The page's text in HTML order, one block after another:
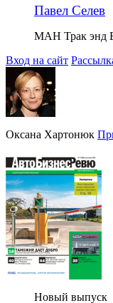
Павел Селев
МАН Трак энд
Вход на сайт
Оксана Хартонюк
Новый выпуск